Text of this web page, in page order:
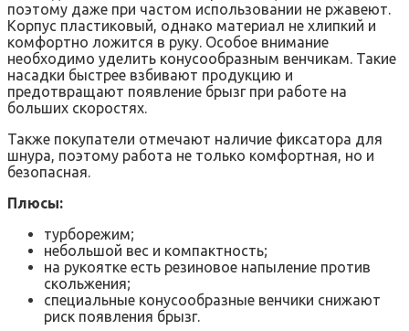
поэтому даже при частом использовании не ржавеют.
Корпус пластиковый, однако материал не хлипкий и
комфортно ложится в руку. Особое внимание
необходимо уделить конусообразным венчикам. Такие
насадки быстрее взбивают продукцию и
предотвращают появление брызг при работе на
больших скоростях.
Также покупатели отмечают наличие фиксатора для
шнура, поэтому работа не только комфортная, но и
безопасная.
Плюсы:
турборежим;
небольшой вес и компактность;
на рукоятке есть резиновое напыление против
скольжения;
специальные конусообразные венчики снижают
риск появления брызг.